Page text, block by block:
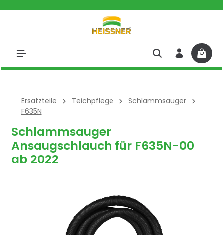
Ersatzteile Teichpflege
Schlammsauger
F635N
Schlammsauger
Ansaugschlauch für F635N-00
ab 2022